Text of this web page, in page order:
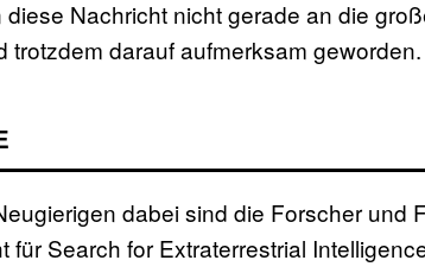
Nachricht nicht gerade an die
trotzdem darauf aufmerksam geworden.
dabei sind die Forscher und
für Search for Extraterrestrial